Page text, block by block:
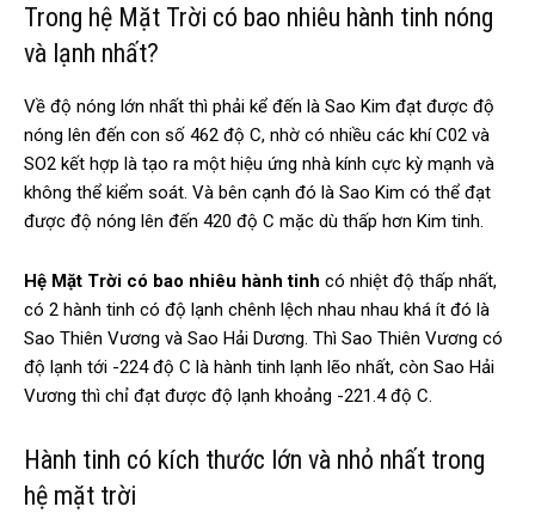
Trong hệ Mặt Trời có bao nhiêu hành tinh nóng
và lạnh nhất?
Về độ nóng lớn nhất thì phải kể đến là Sao Kim đạt được độ
nóng lên đến con số 462 độ C, nhờ có nhiều các khí C02 và
SO2 kết hợp là tạo ra một hiệu ứng nhà kính cực kỳ mạnh và
không thể kiểm soát. Và bên cạnh đó là Sao Kim có thể đạt
được độ nóng lên đến 420 độ C mặc dù thấp hơn Kim tinh.
Hệ Mặt Trời có bao nhiêu hành tinh có nhiệt độ thấp nhất,
có 2 hành tinh có độ lạnh chênh lệch nhau nhau khá ít đó là
Sao Thiên Vương và Sao Hải Dương. Thì Sao Thiên Vương có
độ lạnh tới -224 độ C là hành tinh lạnh lẽo nhất, còn Sao Hải
Vương thì chỉ đạt được độ lạnh khoảng -221.4 độ C.
Hành tinh có kích thước lớn và nhỏ nhất trong
hệ mặt trời